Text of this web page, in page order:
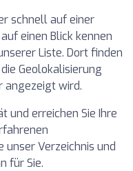
schnell auf einer
einen Blick kennen
Liste. Dort finden
Geolokalisierung
angezeigt wird.
und erreichen Sie Ihre
unser Verzeichnis und
für Sie.